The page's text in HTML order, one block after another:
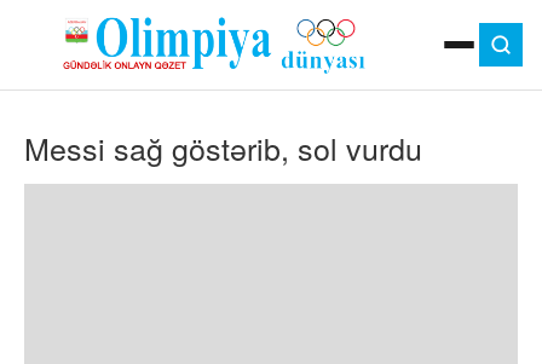
MOK
OLIMPIYA OYUNLARI
Messi sağ göstərib, sol vurdu